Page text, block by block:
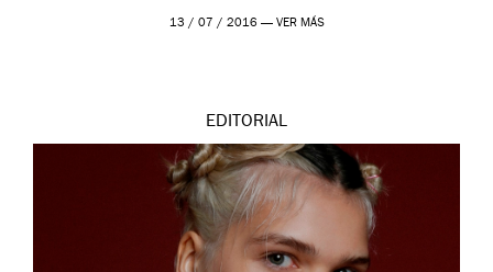
13 / 07 / 2016 — VER MÁS
EDITORIAL